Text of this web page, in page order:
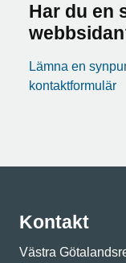
Har du en
Lämna en
kontaktformulär
Kontakt
Västra